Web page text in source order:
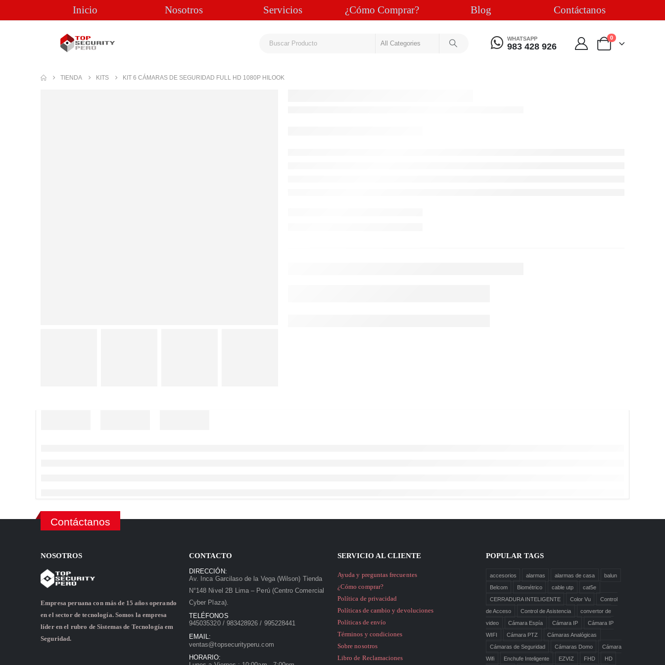
Inicio Nosotros Servicios ¿Cómo Comprar? Blog Contáctanos
WHATSAPP
983 428 926
0
TIENDA KITS KIT 6 CÁMARAS DE SEGURIDAD FULL HD 1080P HILOOK
Contáctanos
NOSOTROS
Empresa peruana con más de 15 años operando
en el sector de tecnología. Somos la empresa
líder en el rubro de Sistemas de Tecnología em
Seguridad.
CONTACTO
DIRECCIÓN:
Av. Inca Garcilaso de la Vega (Wilson) Tienda
N°148 Nivel 2B Lima – Perú (Centro Comercial
Cyber Plaza).
TELÉFONOS
945035320 / 983428926 / 995228441
EMAIL:
ventas@topsecurityperu.com
HORARIO:
SERVICIO AL CLIENTE
Ayuda y preguntas frecuentes
¿Cómo comprar?
Política de privacidad
Políticas de cambio y devoluciones
Políticas de envío
Términos y condiciones
Sobre nosotros
Libro de Reclamaciones
POPULAR TAGS
accesorios alarmas alarmas de casa
balun
Belcom
Biométrico cable utp
cat5e
CERRADURA INTELIGENTE
Color Vu
Control
de Acceso
Control de Asistencia
convertor de
video
Cámara Espía Cámara IP
Cámara IP
WIFI
Cámara PTZ
Cámaras Analógicas
Cámaras de Seguridad
Cámaras Domo
Cámara
Wifi
Enchufe Inteligente EZVIZ FHD HD